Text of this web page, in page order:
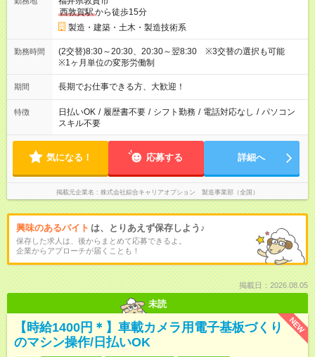
西敦賀駅から徒歩15分
製造・建築・土木・製造技術系
勤務時間
(2交替)8:30～20:30、20:30～翌8:30 ※3交替の選択も可能
※1ヶ月単位の変形労働制
期間 長期でお仕事できる方、大歓迎！
特徴 日払いOK / 履歴書不要 / シフト勤務 / 電話対応なし / パソコン
スキル不要
気になる！ 応募する 詳細へ
掲載元企業名 株式会社綜合キャリアオプション 製造事業部（全国）
興味のあるバイト は、とりあえず保存しよう♪
保存した求人は、後からまとめて応募できるよ。
企業からアプローチが届くことも！
掲載日：2026.08.05
未読
NEW
【時給1400円＊】車載カメラ用電子基板づくり
のマシン操作/日払いOK